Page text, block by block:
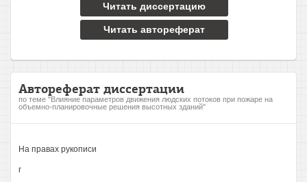
Читать диссертацию
Читать автореферат
Автореферат диссертации
по теме "Влияние параметров движения людских потоков при пожаре на
объемно-планировочные решения высотных зданий"
На правах рукописи
г